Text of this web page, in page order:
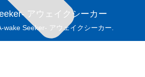
アウェイクシーカー
Seeker- アウェイクシーカー.